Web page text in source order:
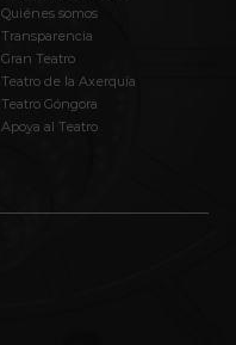
Quiénes somos
Transparencia
Gran Teatro
Teatro de la Axerquía
Teatro Góngora
Apoya al Teatro